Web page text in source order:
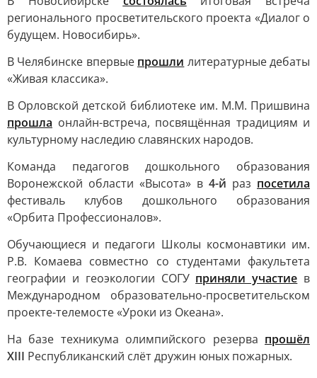
регионального просветительского проекта «Диалог о
будущем. Новосибирь».
В Челябинске впервые прошли литературные дебаты
«Живая классика».
В Орловской детской библиотеке им. М.М. Пришвина
прошла онлайн-встреча, посвящённая традициям и
культурному наследию славянских народов.
Команда педагогов дошкольного образования
Воронежской области «Высота» в 4-й раз посетила
фестиваль клубов дошкольного образования
«Орбита Профессионалов».
Обучающиеся и педагоги Школы космонавтики им.
Р.В. Комаева совместно со студентами факультета
географии и геоэкологии СОГУ приняли участие в
Международном образовательно-просветительском
проекте-телемосте «Уроки из Океана».
На базе техникума олимпийского резерва прошёл
XIII Республиканский слёт дружин юных пожарных.